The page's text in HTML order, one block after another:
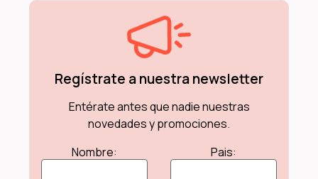
Regístrate a nuestra newsletter
Entérate antes que nadie nuestras
novedades y promociones.
Nombre:
Pais: